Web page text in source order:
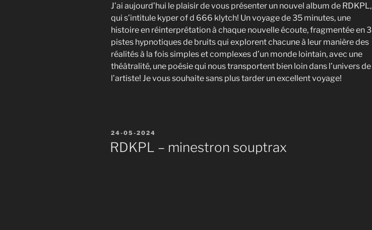
J’ai aujourd’hui le plaisir de vous présenter un nouvel album de RDKPL,
qui s’intitule kyper of d 666 klytch! Un voyage de 35 minutes, une
histoire en réinterprétation à chaque nouvelle écoute, fragmentée en 3
pistes hypnotiques de bruits qui explorent chacune à leur manière des
réalités à la fois simples et complexes d’un monde lointain, avec une
théâtralité, une poésie qui nous transportent bien loin dans l’univers de
l’artiste! Je vous souhaite sans plus tarder un excellent voyage!
Publié
24-05-2024
RDKPL – minestron souptrax